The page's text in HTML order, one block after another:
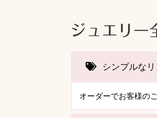
ジュエリー
シンプルな
オーダーでお客様の